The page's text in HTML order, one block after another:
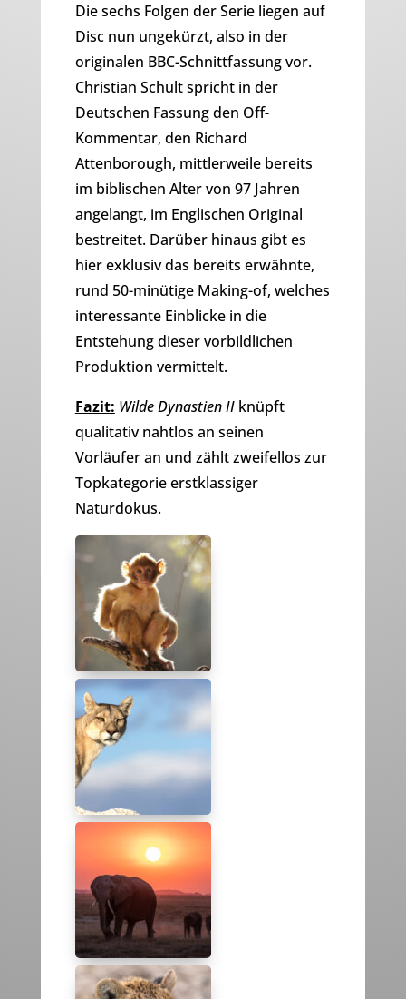
Die sechs Folgen der Serie liegen auf
Disc nun ungekürzt, also in der
originalen BBC-Schnittfassung vor.
Christian Schult spricht in der
Deutschen Fassung den Off-
Kommentar, den Richard
Attenborough, mittlerweile bereits
im biblischen Alter von 97 Jahren
angelangt, im Englischen Original
bestreitet. Darüber hinaus gibt es
hier exklusiv das bereits erwähnte,
rund 50-minütige Making-of, welches
interessante Einblicke in die
Entstehung dieser vorbildlichen
Produktion vermittelt.
Fazit: Wilde Dynastien II knüpft
qualitativ nahtlos an seinen
Vorläufer an und zählt zweifellos zur
Topkategorie erstklassiger
Naturdokus.